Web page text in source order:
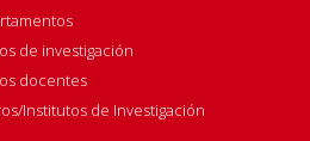
de investigación
docentes
Institutos de Investigación